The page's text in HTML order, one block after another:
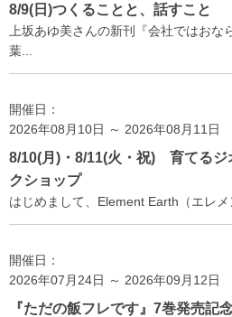
8/9(日)つくることと、話すこと
上坂あゆ美さんの新刊『会社ではおな
葉...
開催日：
2026年08月10日 ～ 2026年08月11日
8/10(月)・8/11(火・祝) 育てるジ
クショップ
はじめまして、Element Earth（エレメ
開催日：
2026年07月24日 ～ 2026年09月12日
『ただの飯フレです』7巻発売記